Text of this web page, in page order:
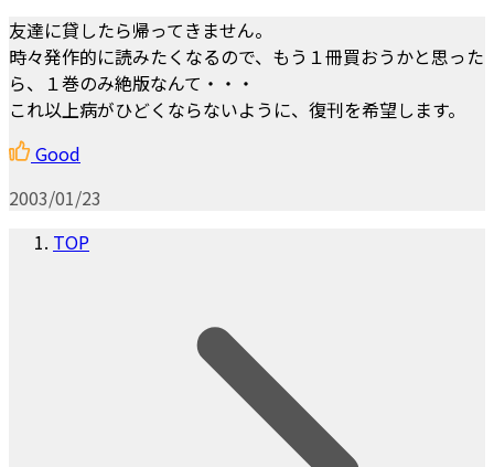
友達に貸したら帰ってきません。
時々発作的に読みたくなるので、もう１冊買おうかと思った
ら、１巻のみ絶版なんて・・・
これ以上病がひどくならないように、復刊を希望します。
Good
2003/01/23
TOP